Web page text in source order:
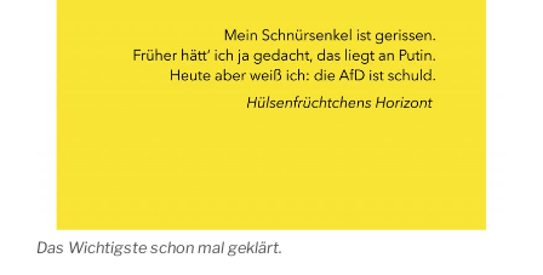
Das Wichtigste schon mal geklärt.